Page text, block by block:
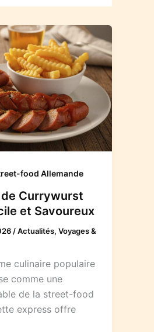
food Allemande
Currywurst
et Savoureux
/Actualités, Voyages &
culinaire populaire
comme une
de la street-food
express offre